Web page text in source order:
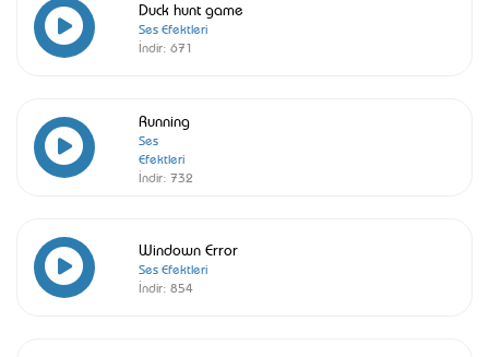
Duck hunt game
Ses Efektleri
İndir: 671
Running
Ses
Efektleri
İndir: 732
Windown Error
Ses Efektleri
İndir: 854